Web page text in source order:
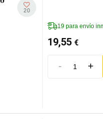
20
19 para envío
19,55 €
- +